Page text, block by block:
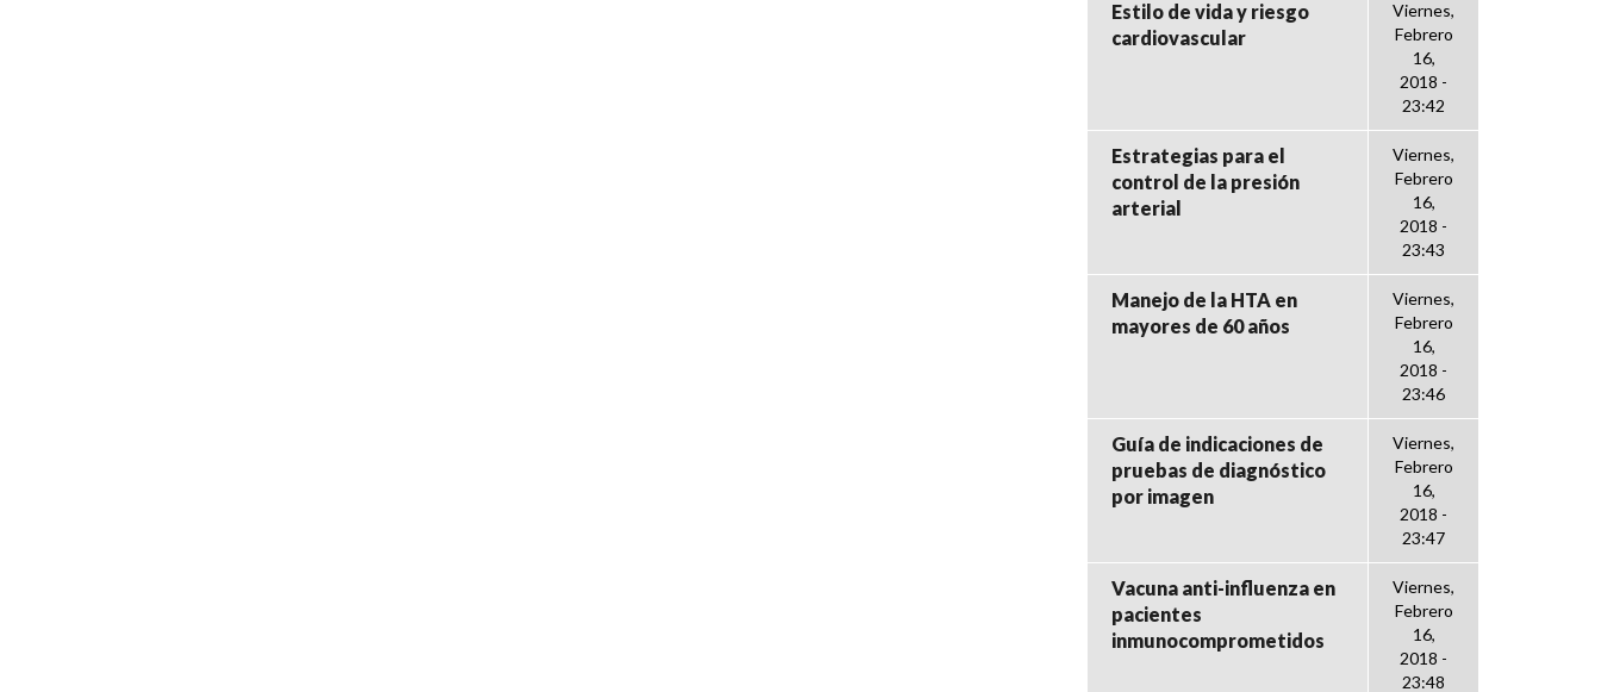
Estilo de vida y riesgo
cardiovascular
Viernes,
Febrero
16,
2018 -
23:42
Estrategias para el
control de la presión
arterial
Viernes,
Febrero
16,
2018 -
23:43
Manejo de la HTA en
mayores de 60 años
Viernes,
Febrero
16,
2018 -
23:46
Guía de indicaciones de
pruebas de diagnóstico
por imagen
Viernes,
Febrero
16,
2018 -
23:47
Vacuna anti-influenza en
pacientes
inmunocomprometidos
Viernes,
Febrero
16,
2018 -
23:48